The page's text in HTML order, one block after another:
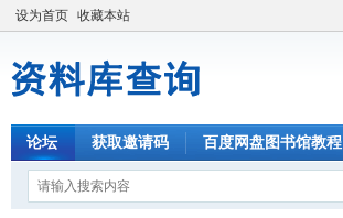
设为首页 收藏本站
论坛 获取邀请码 百度网盘图书馆教程